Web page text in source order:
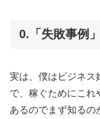
0.「失敗事例
実は、僕はビジネス
で、稼ぐためにこれ
あるのでまず知るの